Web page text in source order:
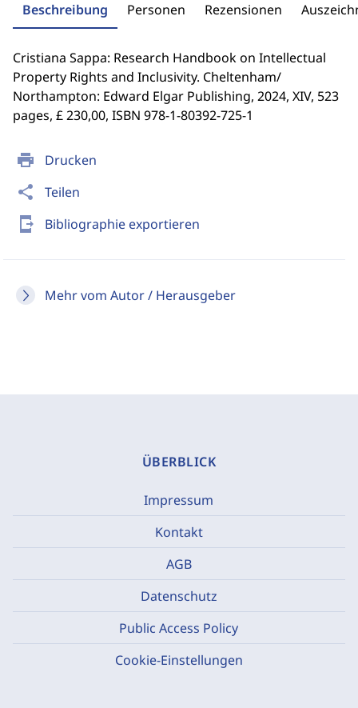
print Drucken
share Teilen
send_to_mobile Bibliographie exportieren
Mehr vom Autor / Herausgeber
Beschreibung Personen Rezensionen
Cristiana Sappa: Research Handbook on Intellectual
Property Rights and Inclusivity. Cheltenham/
Northampton: Edward Elgar Publishing, 2024, XIV, 523
pages, £ 230,00, ISBN 978-1-80392-725-1
ÜBERBLICK
Impressum
Kontakt
AGB
Datenschutz
Public Access Policy
Cookie-Einstellungen